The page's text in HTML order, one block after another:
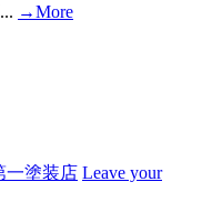
→More
一塗装店 Leave your